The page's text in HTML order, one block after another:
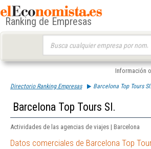
Ranking de Empresas
Información
Directorio Ranking Empresas Barcelona Top Tours Sl.
Barcelona Top Tours Sl.
Actividades de las agencias de viajes | Barcelona
Datos comerciales de Barcelona Top